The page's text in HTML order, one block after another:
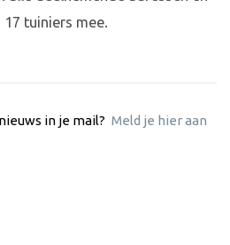
tuiniers mee.
in je mail? Meld je hier aan